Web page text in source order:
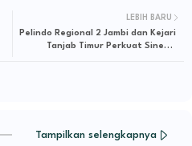
LEBIH BARU
Pelindo Regional 2 Jambi dan Kejari
Tanjab Timur Perkuat Sinergi
Tampilkan selengkapnya